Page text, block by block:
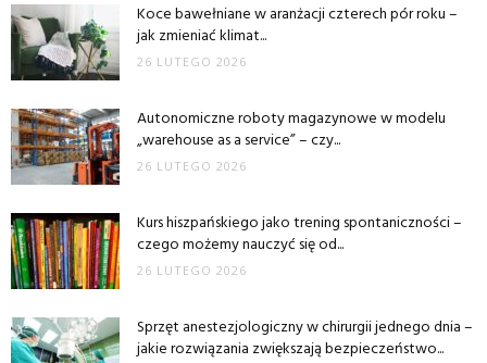
Koce bawełniane w aranżacji czterech pór roku –
jak zmieniać klimat...
26 LUTEGO 2026
Autonomiczne roboty magazynowe w modelu
„warehouse as a service” – czy...
26 LUTEGO 2026
Kurs hiszpańskiego jako trening spontaniczności –
czego możemy nauczyć się od...
26 LUTEGO 2026
Sprzęt anestezjologiczny w chirurgii jednego dnia –
jakie rozwiązania zwiększają bezpieczeństwo...